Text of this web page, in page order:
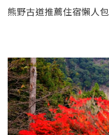
熊野古道推薦住宿懶人包